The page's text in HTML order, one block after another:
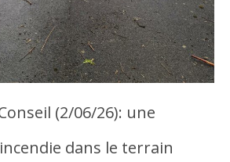
(2/06/26): une
dans le terrain